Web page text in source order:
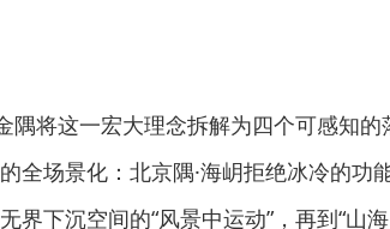
隅将这一宏大理念拆解为四个可感知的
全场景化：北京隅·海岄拒绝冰冷的功
界下沉空间的“风景中运动”，再到“山海